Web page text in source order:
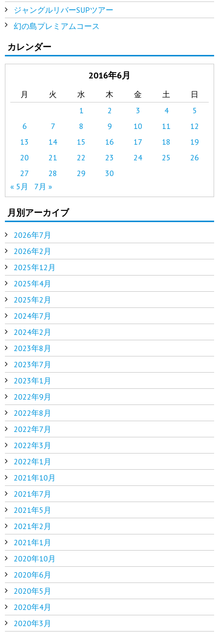
ジャングルリバーSUPツアー
幻の島プレミアムコース
カレンダー
2016年6月
月 火 水 木 金 土
日
1
2 3 4
5
6
7 8 9 10 11
12
13
14 15 16 17 18
19
20
21 22 23 24 25
26
27
28 29
30
« 5月
7月 »
月別アーカイブ
2026年7月
2026年2月
2025年12月
2025年4月
2025年2月
2024年7月
2024年2月
2023年8月
2023年7月
2023年1月
2022年9月
2022年8月
2022年7月
2022年3月
2022年1月
2021年10月
2021年7月
2021年5月
2021年2月
2021年1月
2020年10月
2020年6月
2020年5月
2020年4月
2020年3月